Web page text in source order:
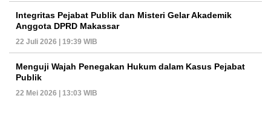
Integritas Pejabat Publik dan Misteri Gelar Akademik
Anggota DPRD Makassar
22 Juli 2026 | 19:39 WIB
Menguji Wajah Penegakan Hukum dalam Kasus Pejabat
Publik
22 Mei 2026 | 13:03 WIB